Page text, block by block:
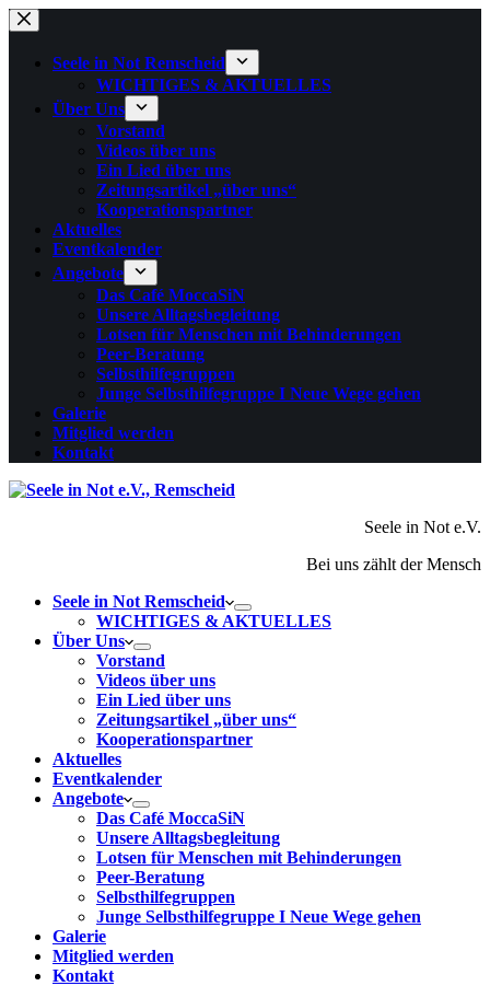
Zum
Inhalt
springenSeele in Not Remscheid
WICHTIGES & AKTUELLES
Über Uns
Vorstand
Videos über uns
Ein Lied über uns
Zeitungsartikel „über uns“
Kooperationspartner
Aktuelles
Eventkalender
Angebote
Das Café MoccaSiN
Unsere Alltagsbegleitung
Lotsen für Menschen mit Behinderungen
Peer-Beratung
Selbsthilfegruppen
Junge Selbsthilfegruppe I Neue Wege gehen
Galerie
Mitglied werden
Kontakt
Seele in Not e.V.
Bei uns zählt der Mensch
Seele in Not Remscheid
WICHTIGES & AKTUELLES
Über Uns
Vorstand
Videos über uns
Ein Lied über uns
Zeitungsartikel „über uns“
Kooperationspartner
Aktuelles
Eventkalender
Angebote
Das Café MoccaSiN
Unsere Alltagsbegleitung
Lotsen für Menschen mit Behinderungen
Peer-Beratung
Selbsthilfegruppen
Junge Selbsthilfegruppe I Neue Wege gehen
Galerie
Mitglied werden
Kontakt